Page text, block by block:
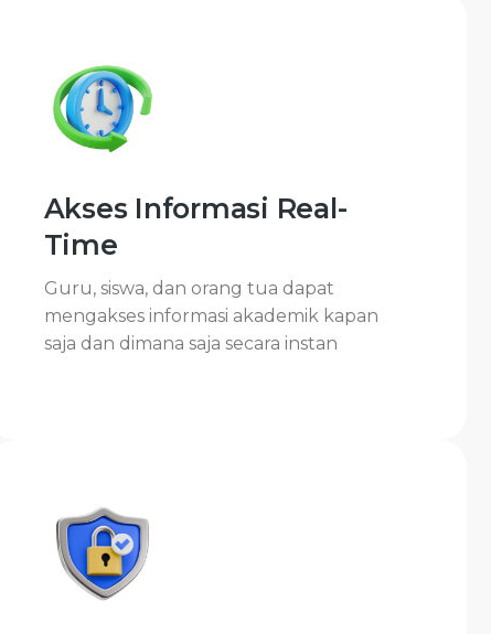
Akses Informasi Real-
Time
Guru, siswa, dan orang tua dapat
mengakses informasi akademik kapan
saja dan dimana saja secara instan